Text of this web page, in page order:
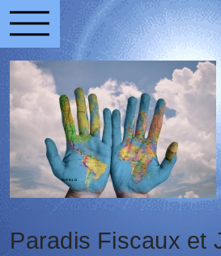
Paradis Fiscaux et